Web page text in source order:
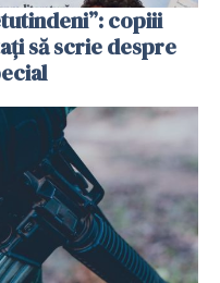
copiii
să scrie despre